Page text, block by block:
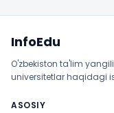
InfoEdu
O'zbekiston ta'lim
universitetlar haqidagi
ASOSIY